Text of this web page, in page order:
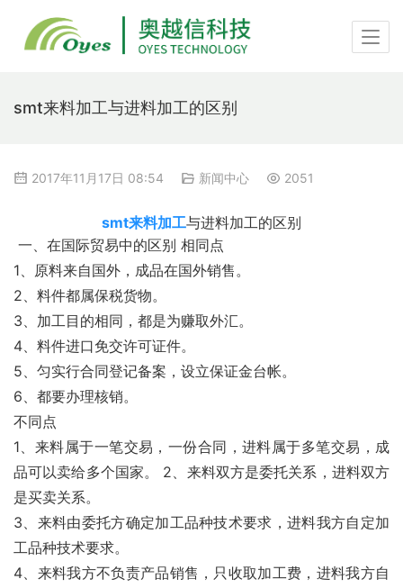
smt来料加工与进料加工的区别
2017年11月17日 08:54 新闻中心 2051
smt来料加工与进料加工的区别
一、在国际贸易中的区别 相同点
1、原料来自国外，成品在国外销售。
2、料件都属保税货物。
3、加工目的相同，都是为赚取外汇。
4、料件进口免交许可证件。
5、匀实行合同登记备案，设立保证金台帐。
6、都要办理核销。
不同点
1、来料属于一笔交易，一份合同，进料属于多笔交易，成
品可以卖给多个国家。 2、来料双方是委托关系，进料双方
是买卖关系。
3、来料由委托方确定加工品种技术要求，进料我方自定加
工品种技术要求。
4、来料我方不负责产品销售，只收取加工费，进料我方自